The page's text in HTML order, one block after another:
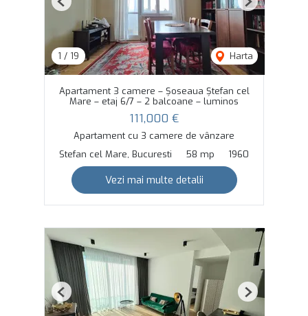
1 / 19 Harta
Previous Next
Apartament 3 camere – Șoseaua Ștefan cel
Mare – etaj 6/7 – 2 balcoane – luminos
111,000 €
Apartament cu 3 camere de vânzare
Stefan cel Mare, Bucuresti
58 mp 1960
Vezi mai multe detalii
Previous Next